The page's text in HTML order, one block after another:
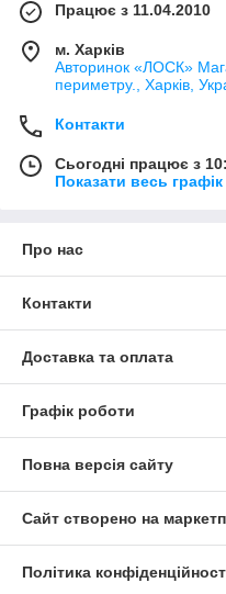
Працює з 11.04.2010
м. Харків
Авторинок «ЛОСК»
периметру., Харків,
Контакти
Сьогодні працює з
Показати весь
Про нас
Контакти
Доставка та оплата
Графік роботи
Повна версія сайту
Сайт створено на
Політика